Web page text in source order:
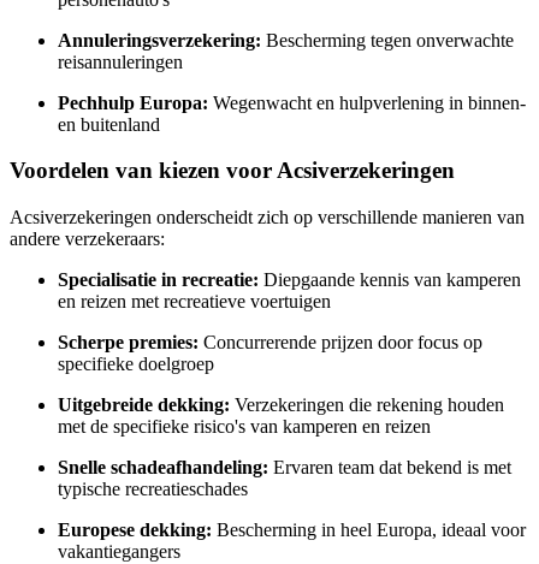
Annuleringsverzekering: Bescherming tegen onverwachte
reisannuleringen
Pechhulp Europa: Wegenwacht en hulpverlening in binnen-
en buitenland
Voordelen van kiezen voor Acsiverzekeringen
Acsiverzekeringen onderscheidt zich op verschillende manieren van
andere verzekeraars:
Specialisatie in recreatie: Diepgaande kennis van kamperen
en reizen met recreatieve voertuigen
Scherpe premies: Concurrerende prijzen door focus op
specifieke doelgroep
Uitgebreide dekking: Verzekeringen die rekening houden
met de specifieke risico's van kamperen en reizen
Snelle schadeafhandeling: Ervaren team dat bekend is met
typische recreatieschades
Europese dekking: Bescherming in heel Europa, ideaal voor
vakantiegangers